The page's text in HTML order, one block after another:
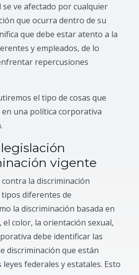
ve afectado por cualquier
que ocurra dentro de su
que debe estar atento a la
y empleados, de lo
repercusiones
el tipo de cosas que
una política corporativa
vigente
contra la discriminación
diferentes de
la discriminación basada en
el color, la orientación sexual,
debe identificar las
discriminación que están
federales y estatales. Esto